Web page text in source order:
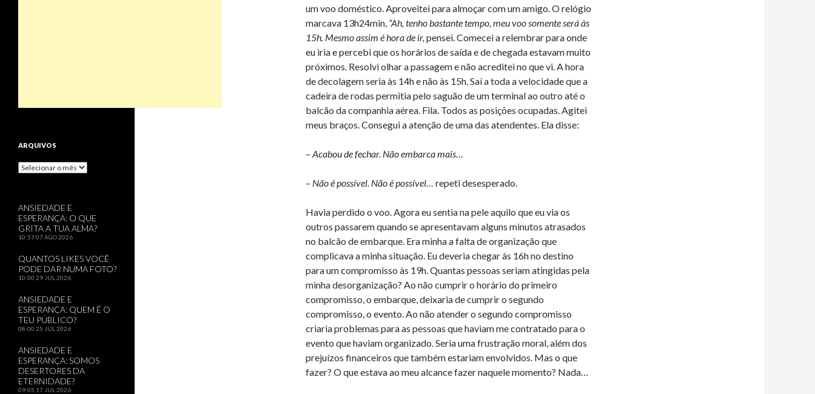
um voo doméstico. Aproveitei para almoçar com um amigo. O relógio
marcava 13h24min, “Ah, tenho bastante tempo, meu voo somente será às
15h. Mesmo assim é hora de ir, pensei. Comecei a relembrar para onde
eu iria e percebi que os horários de saída e de chegada estavam muito
próximos. Resolvi olhar a passagem e não acreditei no que vi. A hora
de decolagem seria às 14h e não às 15h. Saí a toda a velocidade que a
cadeira de rodas permitia pelo saguão de um terminal ao outro até o
balcão da companhia aérea. Fila. Todos as posições ocupadas. Agitei
meus braços. Consegui a atenção de uma das atendentes. Ela disse:
– Acabou de fechar. Não embarca mais…
– Não é possível. Não é possível… repeti desesperado.
Havia perdido o voo. Agora eu sentia na pele aquilo que eu via os
outros passarem quando se apresentavam alguns minutos atrasados
no balcão de embarque. Era minha a falta de organização que
complicava a minha situação. Eu deveria chegar às 16h no destino
para um compromisso às 19h. Quantas pessoas seriam atingidas pela
minha desorganização? Ao não cumprir o horário do primeiro
compromisso, o embarque, deixaria de cumprir o segundo
compromisso, o evento. Ao não atender o segundo compromisso
criaria problemas para as pessoas que haviam me contratado para o
evento que haviam organizado. Seria uma frustração moral, além dos
prejuízos financeiros que também estariam envolvidos. Mas o que
fazer? O que estava ao meu alcance fazer naquele momento? Nada…
ARQUIVOS
Arquivos
ANSIEDADE E
ESPERANÇA: O QUE
GRITA A TUA ALMA?
10:5707 AGO 2026
QUANTOS LIKES VOCÊ
PODE DAR NUMA FOTO?
10:00 29 JUL 2026
ANSIEDADE E
ESPERANÇA: QUEM É O
TEU PÚBLICO?
08:00 25 JUL 2026
ANSIEDADE E
ESPERANÇA: SOMOS
DESERTORES DA
ETERNIDADE?
09:05 17 JUL 2026